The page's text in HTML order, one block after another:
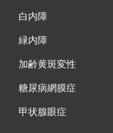
白内障
緑内障
加齢黄斑変性
糖尿病網膜症
甲状腺眼症